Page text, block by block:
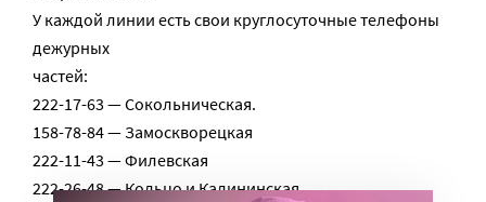
У каждой линии есть свои круглосуточные телефоны
дежурных
частей:
222-17-63 — Сокольническая.
158-78-84 — Замоскворецкая
222-11-43 — Филевская
222-26-48 — Кольцо и Калининская